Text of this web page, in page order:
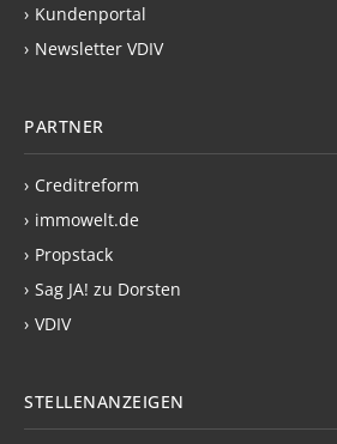
› Kundenportal
› Newsletter VDIV
PARTNER
› Creditreform
› immowelt.de
› Propstack
› Sag JA! zu Dorsten
› VDIV
STELLENANZEIGEN